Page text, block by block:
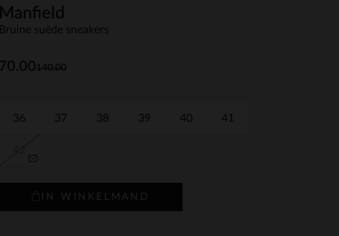
Manfield
Bruine suède sneakers
140.00
70.00
36 37 38 39 40 41
IN WINKELMAND